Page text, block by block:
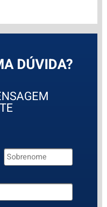
DÚVIDA?
S
b
r
n